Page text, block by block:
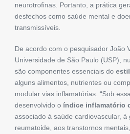
neurotrofinas. Portanto, a prática
desfechos como saúde mental e
transmissíveis.
De acordo com o pesquisador João
Universidade de São Paulo (USP),
são componentes essenciais do
alguns alimentos, nutrientes ou
modular vias inflamatórias. “Sob
desenvolvido o índice inflamatório
associado à saúde cardiovascular, à
reumatoide, aos transtornos